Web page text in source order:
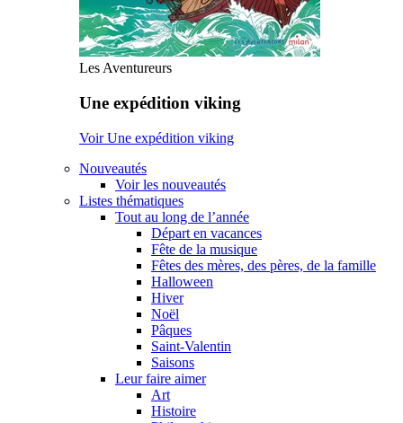
Les Aventureurs
Une expédition viking
Voir Une expédition viking
Nouveautés
Voir les nouveautés
Listes thématiques
Tout au long de l’année
Départ en vacances
Fête de la musique
Fêtes des mères, des pères, de la famille
Halloween
Hiver
Noël
Pâques
Saint-Valentin
Saisons
Leur faire aimer
Art
Histoire